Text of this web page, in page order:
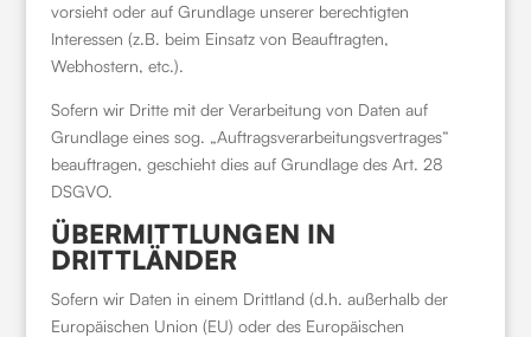
vorsieht oder auf Grundlage unserer berechtigten
Interessen (z.B. beim Einsatz von Beauftragten,
Webhostern, etc.).
Sofern wir Dritte mit der Verarbeitung von Daten auf
Grundlage eines sog. „Auftragsverarbeitungsvertrages“
beauftragen, geschieht dies auf Grundlage des Art. 28
DSGVO.
ÜBERMITTLUNGEN IN
DRITTLÄNDER
Sofern wir Daten in einem Drittland (d.h. außerhalb der
Europäischen Union (EU) oder des Europäischen